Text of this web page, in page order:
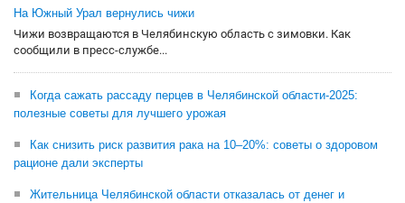
На Южный Урал вернулись чижи
Чижи возвращаются в Челябинскую область с зимовки. Как
сообщили в пресс-службе...
Когда сажать рассаду перцев в Челябинской области-2025:
полезные советы для лучшего урожая
Как снизить риск развития рака на 10–20%: советы о здоровом
рационе дали эксперты
Жительница Челябинской области отказалась от денег и